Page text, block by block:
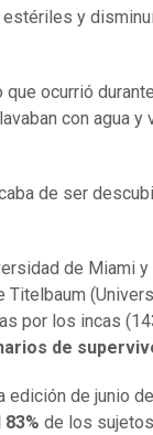
estériles y
ocurrió
con agua y
de ser
de Miami
Titelbaum
por los incas
de
edición de junio
83% de los